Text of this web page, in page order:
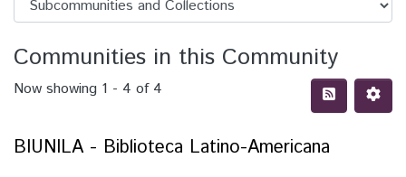
Communities in this Community
Now showing 1 - 4 of 4
BIUNILA - Biblioteca Latino-Americana